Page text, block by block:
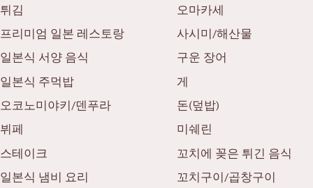
튀김
오마카세
프리미엄 일본 레스토랑
사시미/해산물
일본식 서양 음식
구운 장어
일본식 주먹밥
게
오코노미야키/덴푸라
돈(덮밥)
뷔페
미쉐린
스테이크
꼬치에 꽂은 튀긴 음식
일본식 냄비 요리
꼬치구이/곱창구이